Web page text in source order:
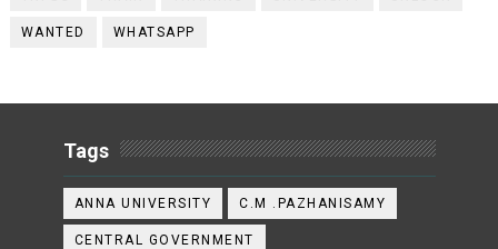
WANTED WHATSAPP
Tags
ANNA UNIVERSITY C.M .PAZHANISAMY
CENTRAL GOVERNMENT